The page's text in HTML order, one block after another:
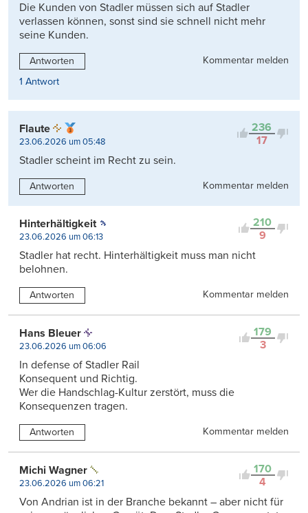
Die Kunden von Stadler müssen sich auf Stadler
verlassen können, sonst sind sie schnell nicht mehr
seine Kunden.
Antworten
Kommentar melden
1 Antwort
236
17
Flaute
23.06.2026 um 05:48
Stadler scheint im Recht zu sein.
Antworten Kommentar melden
210
9
Hinterhältigkeit
23.06.2026 um 06:13
Stadler hat recht. Hinterhältigkeit muss man nicht
belohnen.
Antworten Kommentar melden
179
3
Hans Bleuer
23.06.2026 um 06:06
In defense of Stadler Rail
Konsequent und Richtig.
Wer die Handschlag-Kultur zerstört, muss die
Konsequenzen tragen.
Antworten Kommentar melden
170
4
Michi Wagner
23.06.2026 um 06:21
Von Andrian ist in der Branche bekannt – aber nicht für